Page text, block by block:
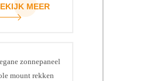
MEER
zonnepaneel
mount rekken